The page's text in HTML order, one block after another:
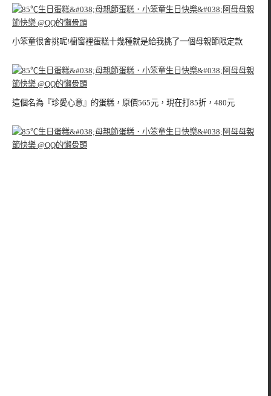
小笨童很會挑呢!櫥窗裡蛋糕十幾種就是給我挑了一個母親節限定款
這個名為『珍愛心意』的蛋糕，原價565元，現在打85折，480元